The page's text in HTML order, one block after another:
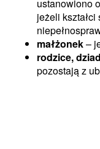
ustanowiono
jeżeli
małżonek–
rodzice,
pozostają z